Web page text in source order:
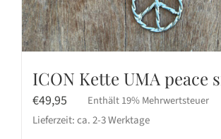
ICON Kette UMA peace
€49,95 Enthält 19% Mehrwertsteuer
Lieferzeit: ca. 2-3 Werktage